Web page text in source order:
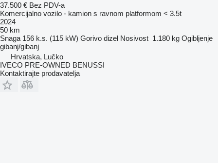
37.500 € Bez PDV-a
Komercijalno vozilo - kamion s ravnom platformom < 3.5t
2024
50 km
Snaga 156 k.s. (115 kW) Gorivo dizel Nosivost 1.180 kg Ogibljenje
gibanj/gibanj
Hrvatska, Lučko
IVECO PRE-OWNED BENUSSI
Kontaktirajte prodavatelja